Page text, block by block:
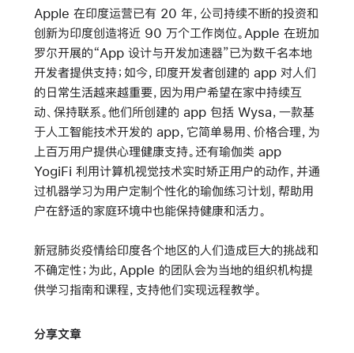
Apple 在印度运营已有 20 年，公司持续不断的投资和
创新为印度创造将近 90 万个工作岗位。Apple 在班加
罗尔开展的“App 设计与开发加速器”已为数千名本地
开发者提供支持；如今，印度开发者创建的 app 对人们
的日常生活越来越重要，因为用户希望在家中持续互
动、保持联系。他们所创建的 app 包括 Wysa，一款基
于人工智能技术开发的 app，它简单易用、价格合理，为
上百万用户提供心理健康支持。还有瑜伽类 app
YogiFi 利用计算机视觉技术实时矫正用户的动作，并通
过机器学习为用户定制个性化的瑜伽练习计划，帮助用
户在舒适的家庭环境中也能保持健康和活力。
新冠肺炎疫情给印度各个地区的人们造成巨大的挑战和
不确定性；为此，Apple 的团队会为当地的组织机构提
供学习指南和课程，支持他们实现远程教学。
分享文章